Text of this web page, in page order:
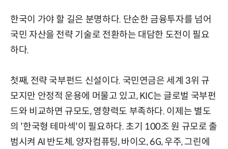
한국이 가야 할 길은 분명하다. 단순한 금융투자를 넘어
국민 자산을 전략 기술로 전환하는 대담한 도전이 필요
하다.
첫째, 전략 국부펀드 신설이다. 국민연금은 세계 3위 규
모지만 안정적 운용에 머물고 있고, KIC는 글로벌 국부펀
드와 비교하면 규모도, 영향력도 부족하다. 이제는 별도
의 '한국형 테마섹'이 필요하다. 초기 100조 원 규모로 출
범시켜 AI 반도체, 양자컴퓨팅, 바이오, 6G, 우주, 그린에